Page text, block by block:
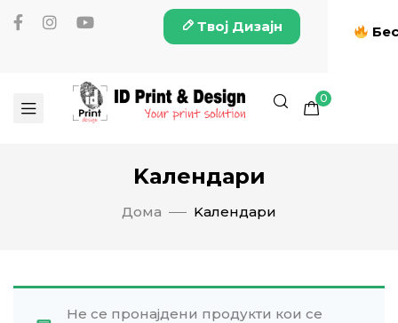
Твој Дизајн
0
Kалендари
Дома Kалендари
Не се пронајдени продукти кои се